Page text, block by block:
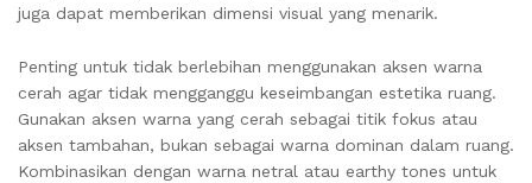
juga dapat memberikan dimensi visual yang menarik.
Penting untuk tidak berlebihan menggunakan aksen warna
cerah agar tidak mengganggu keseimbangan estetika ruang.
Gunakan aksen warna yang cerah sebagai titik fokus atau
aksen tambahan, bukan sebagai warna dominan dalam ruang.
Kombinasikan dengan warna netral atau earthy tones untuk